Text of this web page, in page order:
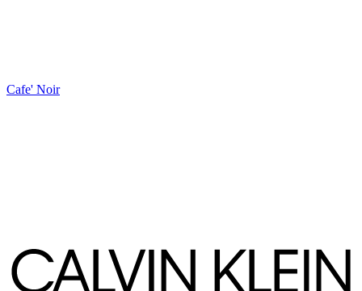
Cafe' Noir